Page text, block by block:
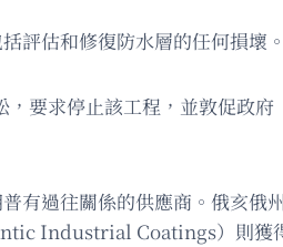
評估和修復防水層的任何損壞。
要求停止該工程，並敦促政府
有過往關係的供應商。俄亥俄
Industrial Coatings）則獲